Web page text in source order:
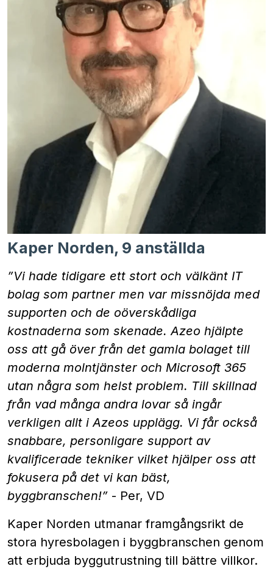
Kaper Norden, 9 anställda
”Vi hade tidigare ett stort och välkänt IT
bolag som partner men var missnöjda med
supporten och de oöverskådliga
kostnaderna som skenade. Azeo hjälpte
oss att gå över från det gamla bolaget till
moderna molntjänster och Microsoft 365
utan några som helst problem. Till skillnad
från vad många andra lovar så ingår
verkligen allt i Azeos upplägg. Vi får också
snabbare, personligare support av
kvalificerade tekniker vilket hjälper oss att
fokusera på det vi kan bäst,
byggbranschen!” - Per, VD
Kaper Norden utmanar framgångsrikt de
stora hyresbolagen i byggbranschen genom
att erbjuda byggutrustning till bättre villkor.